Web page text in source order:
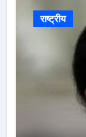
राष्ट्रीय